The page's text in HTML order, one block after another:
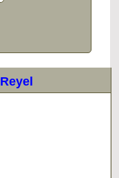
Reyel